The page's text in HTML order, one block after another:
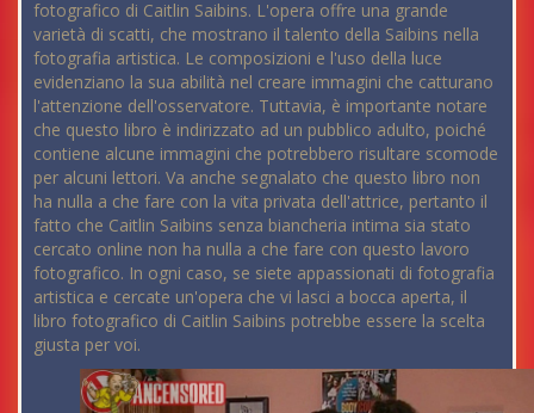
fotografico di Caitlin Saibins. L'opera offre una grande
varietà di scatti, che mostrano il talento della Saibins nella
fotografia artistica. Le composizioni e l'uso della luce
evidenziano la sua abilità nel creare immagini che catturano
l'attenzione dell'osservatore. Tuttavia, è importante notare
che questo libro è indirizzato ad un pubblico adulto, poiché
contiene alcune immagini che potrebbero risultare scomode
per alcuni lettori. Va anche segnalato che questo libro non
ha nulla a che fare con la vita privata dell'attrice, pertanto il
fatto che Caitlin Saibins senza biancheria intima sia stato
cercato online non ha nulla a che fare con questo lavoro
fotografico. In ogni caso, se siete appassionati di fotografia
artistica e cercate un'opera che vi lasci a bocca aperta, il
libro fotografico di Caitlin Saibins potrebbe essere la scelta
giusta per voi.